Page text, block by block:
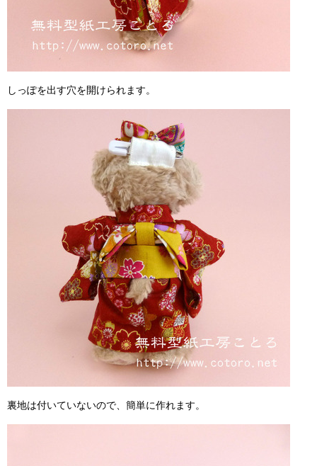
しっぽを出す穴を開けられます。
裏地は付いていないので、簡単に作れます。